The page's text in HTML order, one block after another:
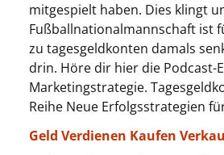
mitgespielt haben. Dies klingt
Fußballnationalmannschaft ist
zu tagesgeldkonten damals
drin. Höre dir hier die Podcast-
Marketingstrategie.
Reihe Neue Erfolgsstrategien
Geld Verdienen Kaufen